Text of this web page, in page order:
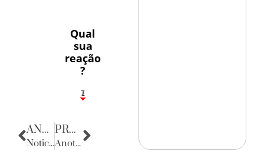
Qual
sua
reação
?
1
7
ANTERIOR
Noticias da Paraíba
PRÓXIMA
Anotações do Cotidiano